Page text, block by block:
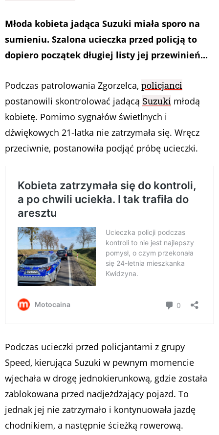
Młoda kobieta jadąca Suzuki miała sporo na
sumieniu. Szalona ucieczka przed policją to
dopiero początek długiej listy jej przewinień...
Podczas patrolowania Zgorzelca, policjanci
postanowili skontrolować jadącą Suzuki młodą
kobietę. Pomimo sygnałów świetlnych i
dźwiękowych 21-latka nie zatrzymała się. Wręcz
przeciwnie, postanowiła podjąć próbę ucieczki.
Podczas ucieczki przed policjantami z grupy
Speed, kierująca Suzuki w pewnym momencie
wjechała w drogę jednokierunkową, gdzie została
zablokowana przed nadjeżdżający pojazd. To
jednak jej nie zatrzymało i kontynuowała jazdę
chodnikiem, a następnie ścieżką rowerową.